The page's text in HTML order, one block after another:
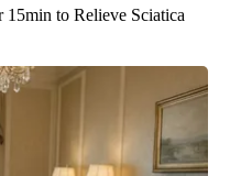
15min to Relieve Sciatica